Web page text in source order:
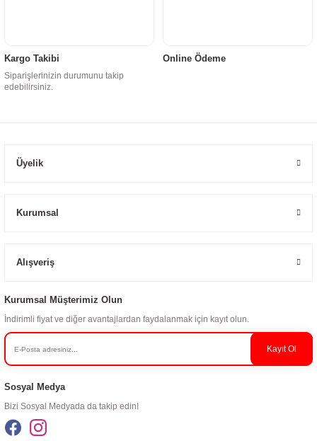
Kargo Takibi
Siparişlerinizin durumunu takip
edebilirsiniz.
Online Ödeme
Üyelik
Kurumsal
Alışveriş
Kurumsal Müşterimiz Olun
İndirimli fiyat ve diğer avantajlardan faydalanmak için kayıt olun.
Kayıt Ol
Sosyal Medya
Bizi Sosyal Medyada da takip edin!